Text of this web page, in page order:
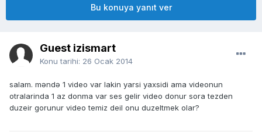
Bu konuya yanıt ver
Guest izismart
Konu tarihi: 26 Ocak 2014
salam. məndə 1 video var lakin yarsi yaxsidi ama videonun
otralarinda 1 az donma var ses gelir video donur sora tezden
duzeir gorunur video temiz deil onu duzeltmek olar?